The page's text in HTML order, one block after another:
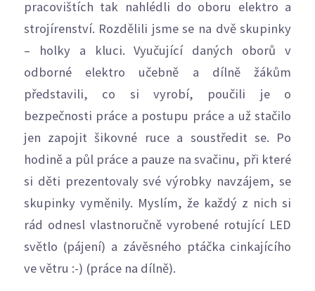
pracovištích tak nahlédli do oboru elektro a
strojírenství. Rozdělili jsme se na dvě skupinky
– holky a kluci. Vyučující daných oborů v
odborné elektro učebně a dílně žákům
představili, co si vyrobí, poučili je o
bezpečnosti práce a postupu práce a už stačilo
jen zapojit šikovné ruce a soustředit se. Po
hodině a půl práce a pauze na svačinu, při které
si děti prezentovaly své výrobky navzájem, se
skupinky vyměnily. Myslím, že každý z nich si
rád odnesl vlastnoručně vyrobené rotující LED
světlo (pájení) a závěsného ptáčka cinkajícího
ve větru :-) (práce na dílně).